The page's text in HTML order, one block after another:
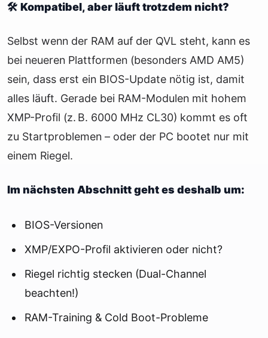
🛠️ Kompatibel, aber läuft trotzdem nicht?
Selbst wenn der RAM auf der QVL steht, kann es
bei neueren Plattformen (besonders AMD AM5)
sein, dass erst ein BIOS-Update nötig ist, damit
alles läuft. Gerade bei RAM-Modulen mit hohem
XMP-Profil (z. B. 6000 MHz CL30) kommt es oft
zu Startproblemen – oder der PC bootet nur mit
einem Riegel.
Im nächsten Abschnitt geht es deshalb um:
BIOS-Versionen
XMP/EXPO-Profil aktivieren oder nicht?
Riegel richtig stecken (Dual-Channel
beachten!)
RAM-Training & Cold Boot-Probleme